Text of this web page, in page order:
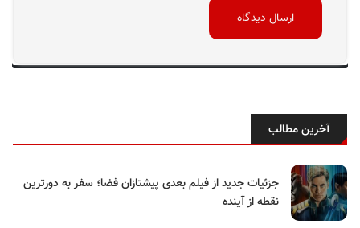
آخرین مطالب
جزئیات جدید از فیلم بعدی پیشتازان فضا؛ سفر به دورترین
نقطه از آینده